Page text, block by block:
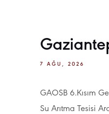
7 AĞU, 2026
GAOSB 6.Kısım
Su Arıtma Tesisi